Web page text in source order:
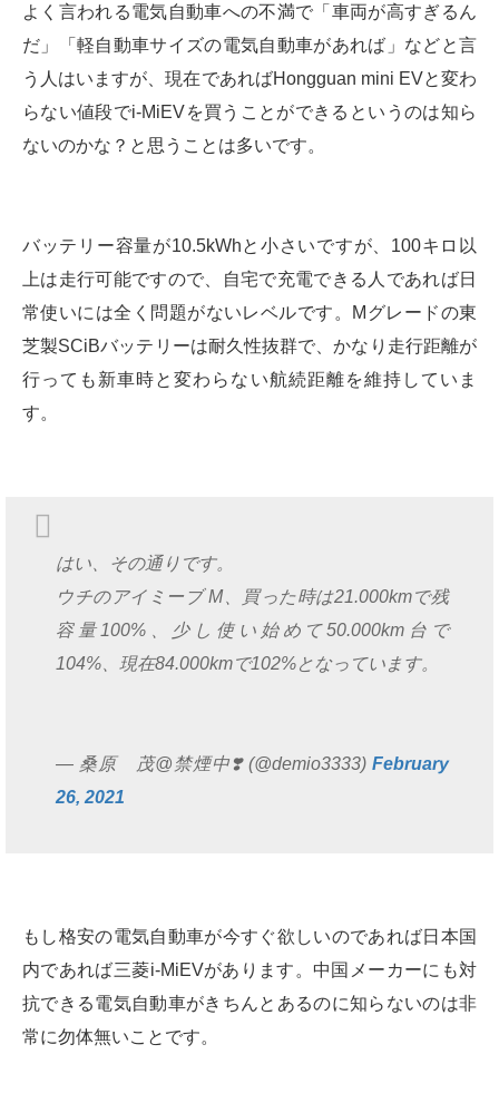
よく言われる電気自動車への不満で「車両が高すぎるん
だ」「軽自動車サイズの電気自動車があれば」などと言
う人はいますが、現在であればHongguan mini EVと変わ
らない値段でi-MiEVを買うことができるというのは知ら
ないのかな？と思うことは多いです。
バッテリー容量が10.5kWhと小さいですが、100キロ以
上は走行可能ですので、自宅で充電できる人であれば日
常使いには全く問題がないレベルです。Mグレードの東
芝製SCiBバッテリーは耐久性抜群で、かなり走行距離が
行っても新車時と変わらない航続距離を維持していま
す。
はい、その通りです。
ウチのアイミーブ M、買った時は21.000kmで残
容量100%、少し使い始めて50.000km台で
104%、現在84.000kmで102%となっています。
— 桑原 茂@禁煙中❣️ (@demio3333) February
26, 2021
もし格安の電気自動車が今すぐ欲しいのであれば日本国
内であれば三菱i-MiEVがあります。中国メーカーにも対
抗できる電気自動車がきちんとあるのに知らないのは非
常に勿体無いことです。